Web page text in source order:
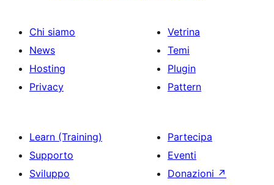
Chi siamo
News
Hosting
Privacy
Vetrina
Temi
Plugin
Pattern
Learn (Training)
Supporto
Sviluppo
Partecipa
Eventi
Donazioni ↗